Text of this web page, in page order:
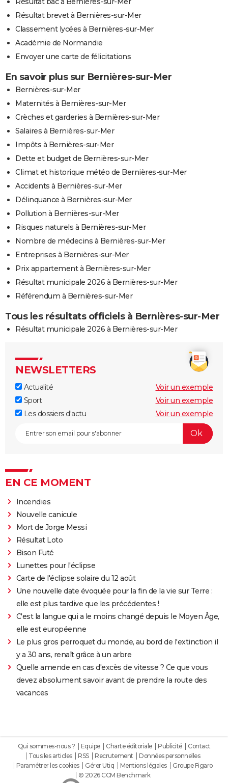
Résultat brevet à Bernières-sur-Mer
Classement lycées à Bernières-sur-Mer
Académie de Normandie
Envoyer une carte de félicitations
En savoir plus sur Bernières-sur-Mer
Bernières-sur-Mer
Maternités à Bernières-sur-Mer
Crèches et garderies à Bernières-sur-Mer
Salaires à Bernières-sur-Mer
Impôts à Bernières-sur-Mer
Dette et budget de Bernières-sur-Mer
Climat et historique météo de Bernières-sur-Mer
Accidents à Bernières-sur-Mer
Délinquance à Bernières-sur-Mer
Pollution à Bernières-sur-Mer
Risques naturels à Bernières-sur-Mer
Nombre de médecins à Bernières-sur-Mer
Entreprises à Bernières-sur-Mer
Prix appartement à Bernières-sur-Mer
Résultat municipale 2026 à Bernières-sur-Mer
Référendum à Bernières-sur-Mer
Tous les résultats officiels à Bernières-sur-Mer
Résultat municipale 2026 à Bernières-sur-Mer
NEWSLETTERS
Actualité
Voir un exemple
Sport
Voir un exemple
Les dossiers d'actu
Voir un exemple
EN CE MOMENT
Incendies
Nouvelle canicule
Mort de Jorge Messi
Résultat Loto
Bison Futé
Lunettes pour l'éclipse
Carte de l'éclipse solaire du 12 août
Une nouvelle date évoquée pour la fin de la vie sur Terre :
elle est plus tardive que les précédentes !
C'est la langue qui a le moins changé depuis le Moyen Âge,
elle est européenne
Le plus gros perroquet du monde, au bord de l'extinction il
y a 30 ans, renaît grâce à un arbre
Quelle amende en cas d'excès de vitesse ? Ce que vous
devez absolument savoir avant de prendre la route des
vacances
Qui sommes-nous ? Equipe Charte éditoriale Publicité
Contact
Tous les articles
RSS Recrutement
Données personnelles
Paramétrer les cookies
Gérer Utiq Mentions légales
Groupe Figaro
© 2026 CCM Benchmark